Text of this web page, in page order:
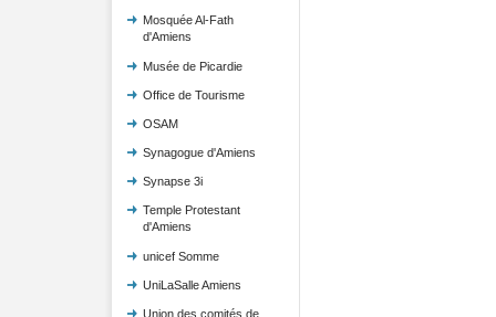
Mosquée Al-Fath
d'Amiens
Musée de Picardie
Office de Tourisme
OSAM
Synagogue d'Amiens
Synapse 3i
Temple Protestant
d'Amiens
unicef Somme
UniLaSalle Amiens
Union des comités de